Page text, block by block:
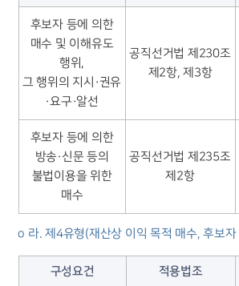
그룹소개
대륜의 강점
오시는 길
글로벌 파트너 로펌
후보자 등에 의한
매수 및 이해유도
행위,
그 행위의 지시·권유
·요구·알선
공직선거법 제230조
제2항, 제3항
후보자 등에 의한
방송·신문 등의
불법이용을 위한
매수
공직선거법 제235조
제2항
o 라. 제4유형(재산상 이익 목적 매수, 후보자
구성요건 적용법조